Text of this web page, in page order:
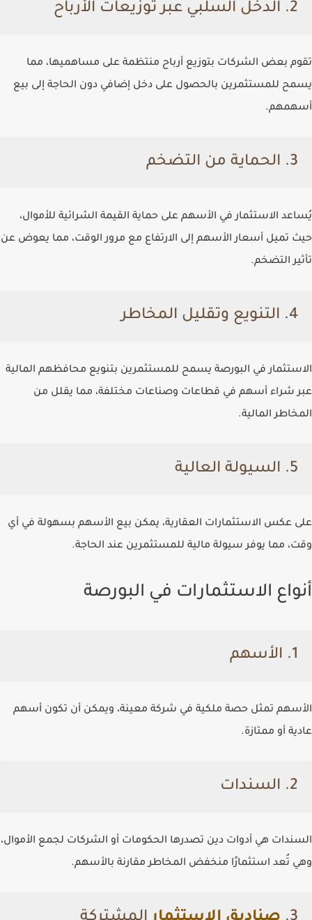
2. الدخل السلبي عبر توزيعات الأرباح
تقوم بعض الشركات بتوزيع أرباح منتظمة على مساهميها، مما
يسمح للمستثمرين بالحصول على دخل إضافي دون الحاجة إلى بيع
أسهمهم.
3. الحماية من التضخم
يُساعد الاستثمار في الأسهم على حماية القيمة الشرائية للأموال،
حيث تميل أسعار الأسهم إلى الارتفاع مع مرور الوقت، مما يعوض عن
تأثير التضخم.
4. التنويع وتقليل المخاطر
الاستثمار في البورصة يسمح للمستثمرين بتنويع محافظهم المالية
عبر شراء أسهم في قطاعات وصناعات مختلفة، مما يقلل من
المخاطر المالية.
5. السيولة العالية
على عكس الاستثمارات العقارية، يمكن بيع الأسهم بسهولة في أي
وقت، مما يوفر سيولة مالية للمستثمرين عند الحاجة.
أنواع الاستثمارات في البورصة
1. الأسهم
الأسهم تمثل حصة ملكية في شركة معينة، ويمكن أن تكون أسهم
عادية أو ممتازة.
2. السندات
السندات هي أدوات دين تصدرها الحكومات أو الشركات لجمع الأموال،
وهي تُعد استثمارًا منخفض المخاطر مقارنة بالأسهم.